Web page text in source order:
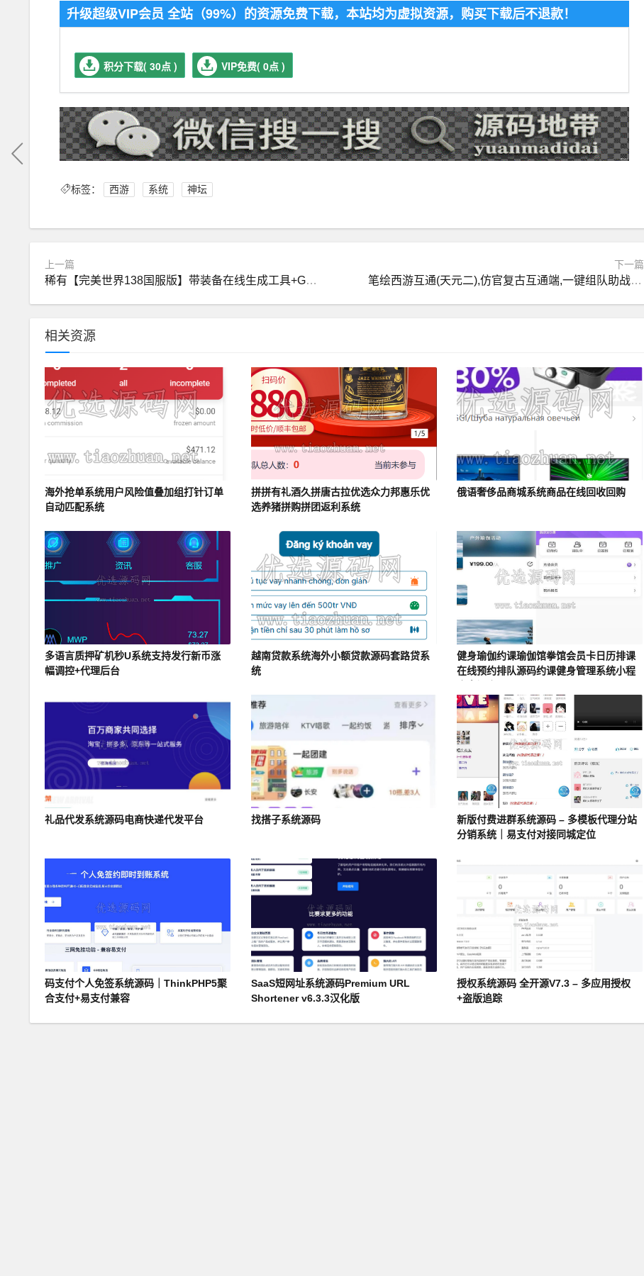
升级超级VIP会员 全站（99%）的资源免费下载，本站均为虚拟资源，购买下载后不退款！
积分下载( 30点 ) VIP免费( 0点 )
标签： 西游 系统 神坛
上一篇
稀有【完美世界138国服版】带装备在线生成工具+GM后及EL编辑器，配视频教程
下一篇
笔绘西游互通(天元二),仿官复古互通端,一键组队助战，带全套源码+局域外网教程
相关资源
海外抢单系统用户风险值叠加组打针订单
自动匹配系统
拼拼有礼酒久拼唐古拉优选众力邦惠乐优
选养猪拼购拼团返利系统
俄语奢侈品商城系统商品在线回收回购
多语言质押矿机秒U系统支持发行新币涨
幅调控+代理后台
越南贷款系统海外小额贷款源码套路贷系
统
健身瑜伽约课瑜伽馆拳馆会员卡日历排课
在线预约排队源码约课健身管理系统小程
礼品代发系统源码电商快递代发平台 找搭子系统源码
新版付费进群系统源码 – 多模板代理分站
分销系统｜易支付对接同城定位
码支付个人免签系统源码｜ThinkPHP5聚
合支付+易支付兼容
SaaS短网址系统源码Premium URL
Shortener v6.3.3汉化版
授权系统源码 全开源V7.3 – 多应用授权
+盗版追踪